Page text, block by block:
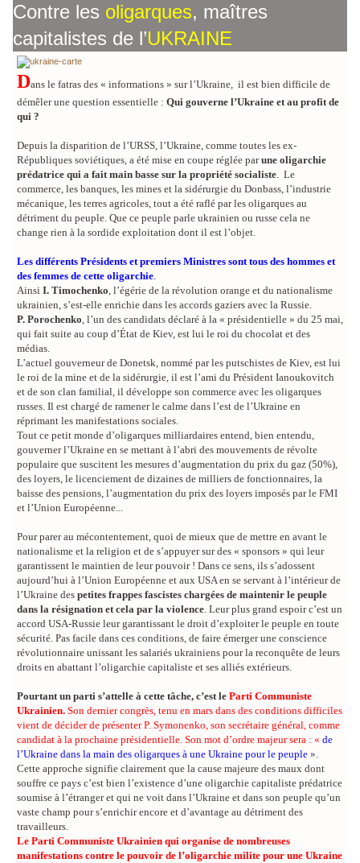
Contre les oligarques, maîtres
capitalistes de l’UKRAINE
Dans le fatras des « informations » sur l’Ukraine, il est bien difficile de
démêler une question essentielle : Qui gouverne l’Ukraine et au profit de
qui ?
Depuis la disparition de l’URSS, l’Ukraine, comme toutes les ex-
Républiques soviétiques, a été mise en coupe réglée parune oligarchie
prédatrice qui a fait main basse sur la propriété socialiste. Le
commerce, les banques, les mines et la sidérurgie du Donbass, l’industrie
mécanique, les terres agricoles, tout a été raflé par les oligarques au
détriment du peuple. Que ce peuple parle ukrainien ou russe cela ne
change rien à la sordide exploitation dont il est l’objet.
Les différents Présidents et premiers Ministres sont tous des hommes et
des femmes de cette oligarchie.
Ainsi I. Timochenko, l’égérie de la révolution orange et du nationalisme
ukrainien, s’est-elle enrichie dans les accords gaziers avec la Russie.
P. Porochenko, l’un des candidats déclaré à la « présidentielle » du 25 mai,
qui fait suite au coup d’État de Kiev, est lui le roi du chocolat et des
médias.
L’actuel gouverneur de Donetsk, nommé par les putschistes de Kiev, est lui
le roi de la mine et de la sidérurgie, il est l’ami du Président Ianoukovitch
et de son clan familial, il développe son commerce avec les oligarques
russes. Il est chargé de ramener le calme dans l’est de l’Ukraine en
réprimant les manifestations sociales.
Tout ce petit monde d’oligarques milliardaires entend, bien entendu,
gouverner l’Ukraine en se mettant à l’abri des mouvements de révolte
populaire que suscitent les mesures d’augmentation du prix du gaz (50%),
des loyers, le licenciement de dizaines de milliers de fonctionnaires, la
baisse des pensions, l’augmentation du prix des loyers imposés par le FMI
et l’Union Européenne...
Pour parer au mécontentement, quoi de mieux que de mettre en avant le
nationalisme et la religion et de s’appuyer sur des « sponsors » qui leur
garantissent le maintien de leur pouvoir ! Dans ce sens, ils s’adossent
aujourd’hui à l’Union Européenne et aux USA en se servant à l’intérieur de
l’Ukraine des petites frappes fascistes chargées de maintenir le peuple
dans la résignation et cela par la violence. Leur plus grand espoir c’est un
accord USA-Russie leur garantissant le droit d’exploiter le peuple en toute
sécurité. Pas facile dans ces conditions, de faire émerger une conscience
révolutionnaire unissant les salariés ukrainiens pour la reconquête de leurs
droits en abattant l’oligarchie capitaliste et ses alliés extérieurs.
Pourtant un parti s’attelle à cette tâche, c’est le Parti Communiste
Ukrainien. Son dernier congrès, tenu en mars dans des conditions difficiles
vient de décider de présenter P. Symonenko, son secrétaire général, comme
candidat à la prochaine présidentielle. Son mot d’ordre majeur sera : « de
l’Ukraine dans la main des oligarques à une Ukraine pour le peuple ».
Cette approche signifie clairement que la cause majeure des maux dont
souffre ce pays c’est bien l’existence d’une oligarchie capitaliste prédatrice
soumise à l’étranger et qui ne voit dans l’Ukraine et dans son peuple qu’un
vaste champ pour s’enrichir encore et d’avantage au détriment des
travailleurs.
Le Parti Communiste Ukrainien qui organise de nombreuses
manifestations contre le pouvoir de l’oligarchie milite pour une Ukraine